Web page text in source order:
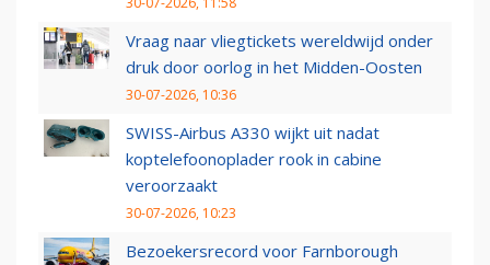
Vraag naar vliegtickets wereldwijd onder
druk door oorlog in het Midden-Oosten
30-07-2026, 10:36
SWISS-Airbus A330 wijkt uit nadat
koptelefoonoplader rook in cabine
veroorzaakt
30-07-2026, 10:23
Bezoekersrecord voor Farnborough